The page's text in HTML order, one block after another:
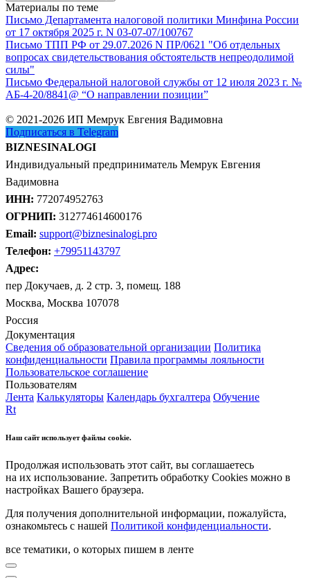
Материалы по теме
Письмо Департамента налоговой политики Минфина России
от 17 октября 2025 г. N 03-07-07/100767
Письмо ТПП РФ от 29.07.2026 N ПР/0621 "Об отдельных
вопросах свидетельствования обстоятельств непреодолимой
силы"
Письмо Федеральной налоговой службы от 12 июля 2023 г. №
АБ-4-20/8841@ “О направлении позиции”
© 2021-2026 ИП Мемрук Евгения Вадимовна
Подписаться в Telegram
BIZNESINALOGI
Индивидуальный предприниматель Мемрук Евгения
Вадимовна
ИНН: 772074952763
ОГРНИП: 312774614600176
Email: support@biznesinalogi.pro
Телефон: +79951143797
Адрес:
пер Докучаев, д. 2 стр. 3, помещ. 188
Москва, Москва 107078
Россия
Документация
Сведения об образовательной организации Политика
конфиденциальности Правила программы лояльности
Пользовательское соглашение
Пользователям
Лента Калькуляторы Календарь бухгалтера Обучение
Rt
Наш сайт использует файлы cookie.
Продолжая использовать этот сайт, вы соглашаетесь
на их использование. Запретить обработку Cookies можно в
настройках Вашего браузера.
Для получения дополнительной информации, пожалуйста,
ознакомьтесь с нашей Политикой конфиденциальности.
все тематики, о которых пишем в ленте